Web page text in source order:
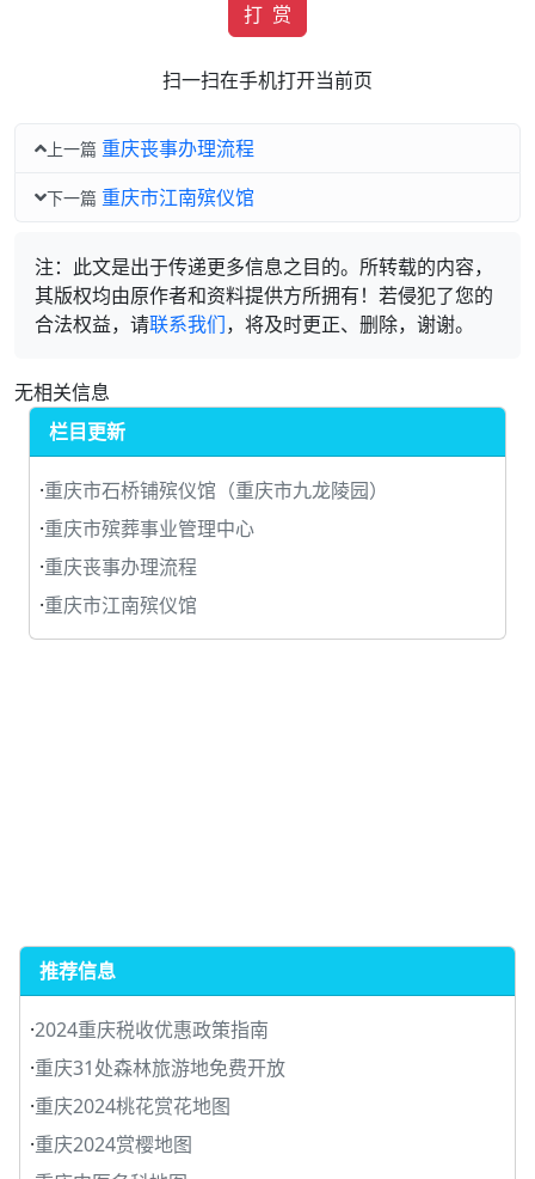
打 赏
扫一扫在手机打开当前页
上一篇 重庆丧事办理流程
下一篇 重庆市江南殡仪馆
注：此文是出于传递更多信息之目的。所转载的内容，
其版权均由原作者和资料提供方所拥有！若侵犯了您的
合法权益，请联系我们，将及时更正、删除，谢谢。
无相关信息
栏目更新
·重庆市石桥铺殡仪馆（重庆市九龙陵园）
·重庆市殡葬事业管理中心
·重庆丧事办理流程
·重庆市江南殡仪馆
推荐信息
·2024重庆税收优惠政策指南
·重庆31处森林旅游地免费开放
·重庆2024桃花赏花地图
·重庆2024赏樱地图